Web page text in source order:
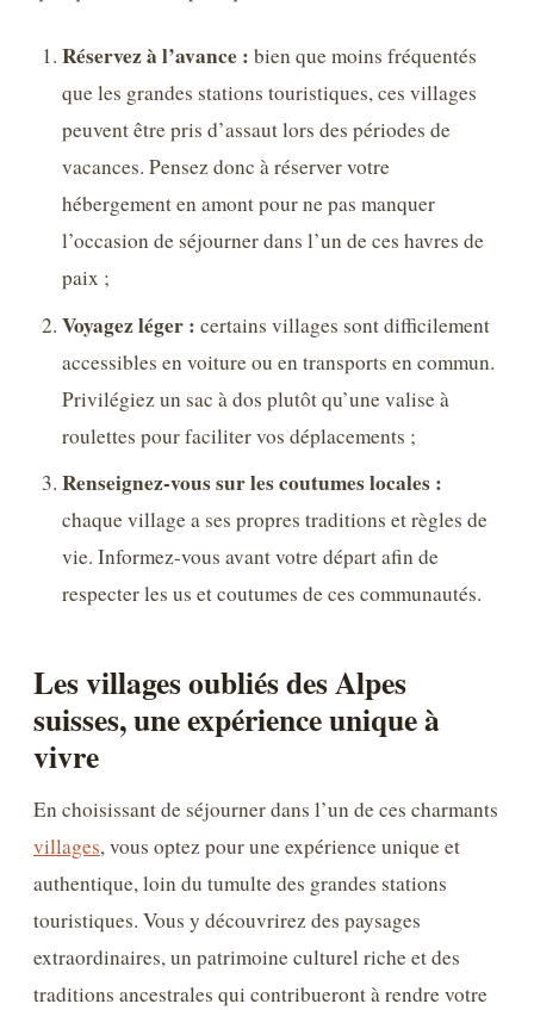
Réservez à l’avance : bien que moins fréquentés
que les grandes stations touristiques, ces villages
peuvent être pris d’assaut lors des périodes de
vacances. Pensez donc à réserver votre
hébergement en amont pour ne pas manquer
l’occasion de séjourner dans l’un de ces havres de
paix ;
Voyagez léger : certains villages sont difficilement
accessibles en voiture ou en transports en commun.
Privilégiez un sac à dos plutôt qu’une valise à
roulettes pour faciliter vos déplacements ;
Renseignez-vous sur les coutumes locales :
chaque village a ses propres traditions et règles de
vie. Informez-vous avant votre départ afin de
respecter les us et coutumes de ces communautés.
Les villages oubliés des Alpes
suisses, une expérience unique à
vivre
En choisissant de séjourner dans l’un de ces charmants
villages, vous optez pour une expérience unique et
authentique, loin du tumulte des grandes stations
touristiques. Vous y découvrirez des paysages
extraordinaires, un patrimoine culturel riche et des
traditions ancestrales qui contribueront à rendre votre